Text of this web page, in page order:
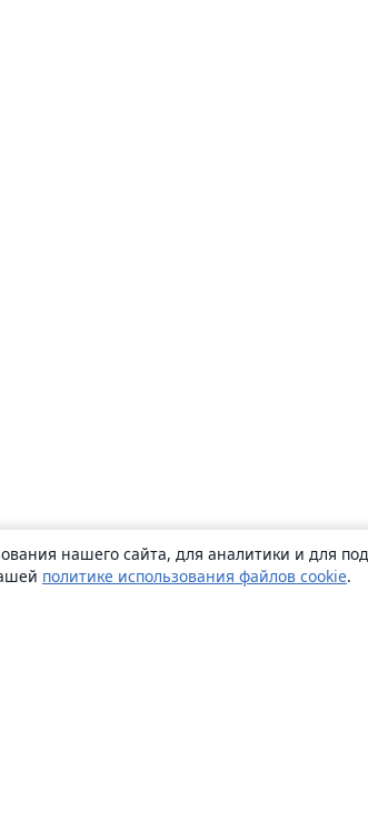
нашего сайта, для аналитики и для
политике использования файлов cookie.